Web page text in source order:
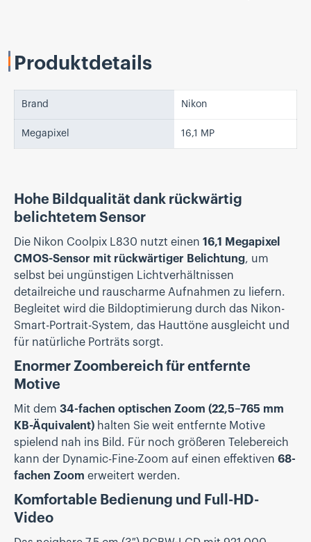
Produktdetails
Brand Nikon
Megapixel 16,1 MP
Hohe Bildqualität dank rückwärtig
belichtetem Sensor
Die Nikon Coolpix L830 nutzt einen 16,1 Megapixel
CMOS-Sensor mit rückwärtiger Belichtung, um
selbst bei ungünstigen Lichtverhältnissen
detailreiche und rauscharme Aufnahmen zu liefern.
Begleitet wird die Bildoptimierung durch das Nikon-
Smart-Portrait-System, das Hauttöne ausgleicht und
für natürliche Porträts sorgt.
Enormer Zoombereich für entfernte
Motive
Mit dem 34-fachen optischen Zoom (22,5–765 mm
KB-Äquivalent) halten Sie weit entfernte Motive
spielend nah ins Bild. Für noch größeren Telebereich
kann der Dynamic-Fine-Zoom auf einen effektiven 68-
fachen Zoom erweitert werden.
Komfortable Bedienung und Full-HD-
Video